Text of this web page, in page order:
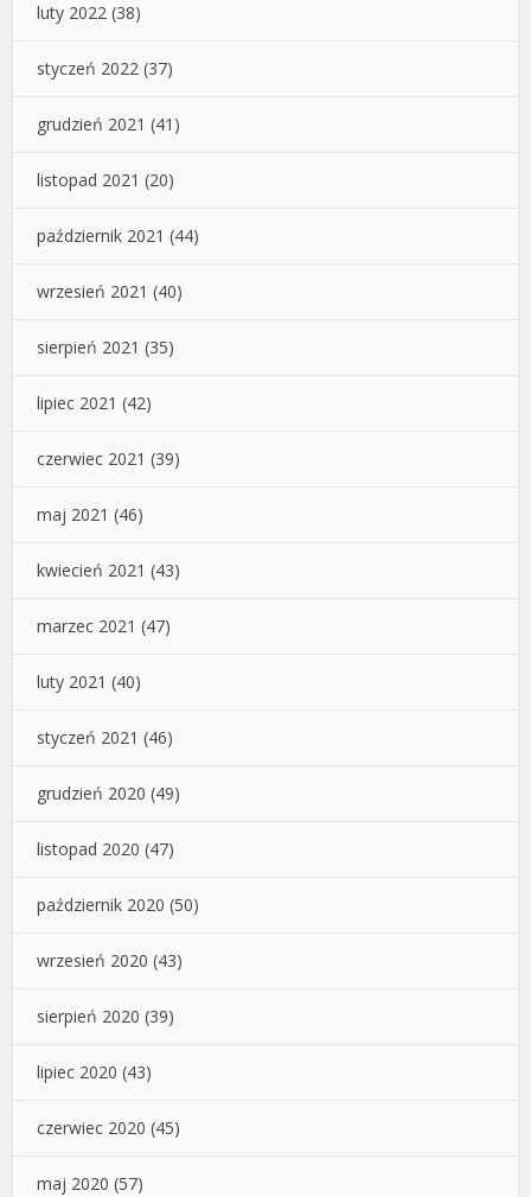
luty 2022 (38)
styczeń 2022 (37)
grudzień 2021 (41)
listopad 2021 (20)
październik 2021 (44)
wrzesień 2021 (40)
sierpień 2021 (35)
lipiec 2021 (42)
czerwiec 2021 (39)
maj 2021 (46)
kwiecień 2021 (43)
marzec 2021 (47)
luty 2021 (40)
styczeń 2021 (46)
grudzień 2020 (49)
listopad 2020 (47)
październik 2020 (50)
wrzesień 2020 (43)
sierpień 2020 (39)
lipiec 2020 (43)
czerwiec 2020 (45)
maj 2020 (57)